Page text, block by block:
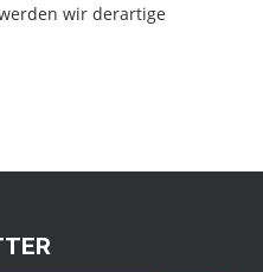
wir derartige